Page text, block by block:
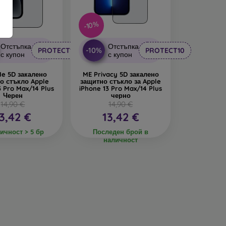
Отстъпка
с купон
PROTECT10
5D закалено
стъкло Apple
Pro Max/14 Plus
Черен
14,90 €
€
> 5 бр
-10%
-10%
Отстъпка
с купон
PROTECT10
ME Privacy 5D закалено
защитно стъкло за Apple
iPhone 13 Pro Max/14 Plus
черно
14,90 €
13,42 €
Последен брой в
наличност